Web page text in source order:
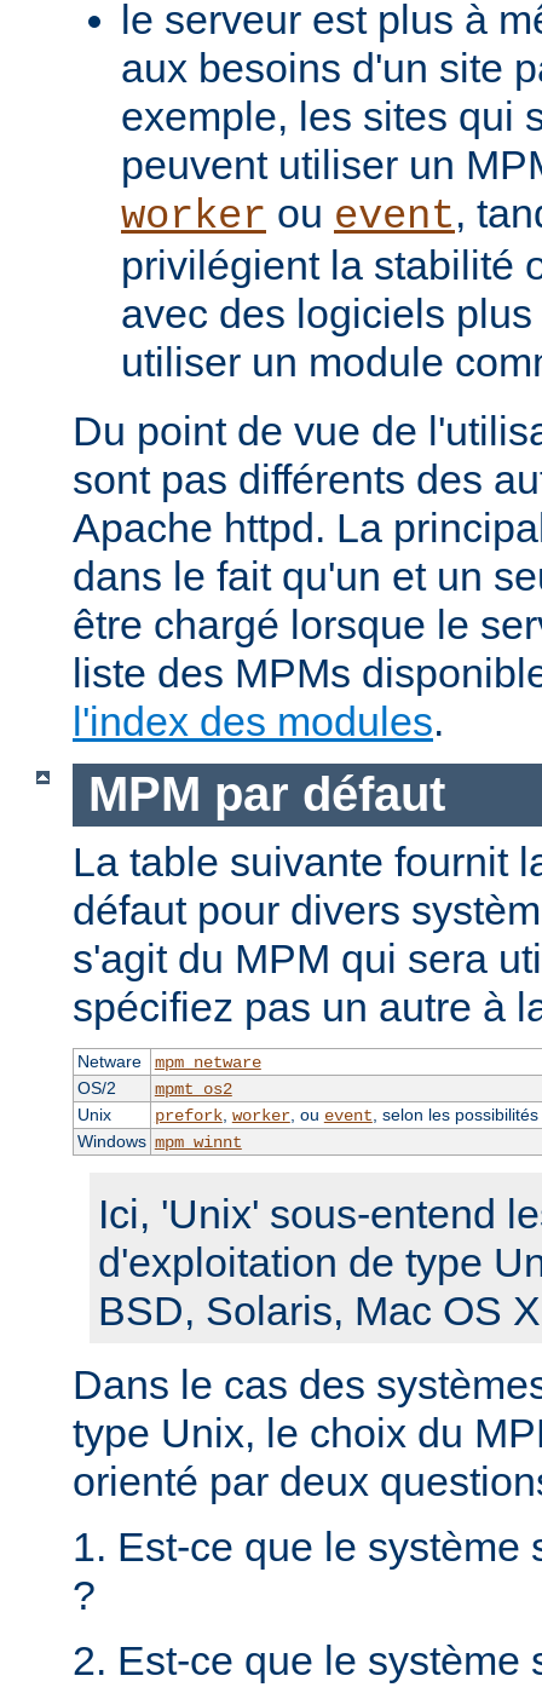
le serveur est plus à
aux besoins d'un site
exemple, les sites qui
peuvent utiliser un
worker ou event,
privilégient la stabilité
avec des logiciels
utiliser un module
Du point de vue de
sont pas différents des
Apache httpd. La
dans le fait qu'un et un
être chargé lorsque le
liste des MPMs
l'index des modules.
MPM par défaut
La table suivante fournit
défaut pour divers
s'agit du MPM qui sera
spécifiez pas un autre à
Netware
mpm_netware
OS/2
mpmt_os2
Unix
prefork, worker, ou event , selon les
Windows mpm_winnt
Ici, 'Unix' sous-entend
d'exploitation de type
BSD, Solaris, Mac OS
Dans le cas des
type Unix, le choix du
orienté par deux
1. Est-ce que le système
?
2. Est-ce que le système